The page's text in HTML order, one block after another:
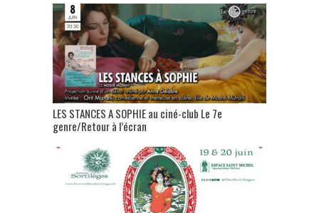
LES STANCES A SOPHIE au ciné-club Le 7e
genre/Retour à l’écran